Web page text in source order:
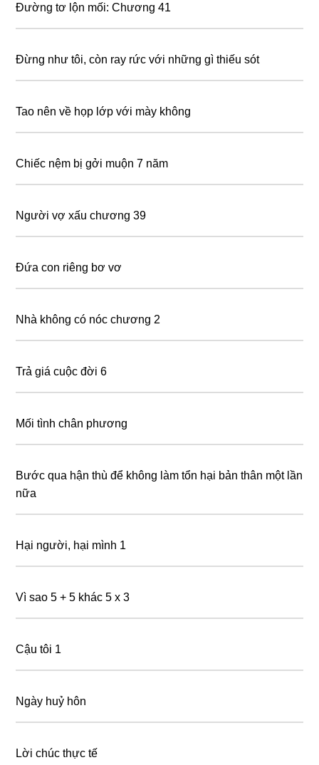
Đường tơ lộn mối: Chương 41
Đừng như tôi, còn ray rức với những gì thiếu sót
Tao nên về họp lớp với mày không
Chiếc nệm bị gởi muộn 7 năm
Người vợ xấu chương 39
Đứa con riêng bơ vơ
Nhà không có nóc chương 2
Trả giá cuộc đời 6
Mối tình chân phương
Bước qua hận thù để không làm tổn hại bản thân một lần
nữa
Hại người, hại mình 1
Vì sao 5 + 5 khác 5 x 3
Cậu tôi 1
Ngày huỷ hôn
Lời chúc thực tế